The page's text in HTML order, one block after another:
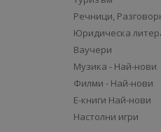
Речници,
Юридическа
Ваучери
Музика - Най-нови
Филми - Най-нови
Е-книги Най-нови
Настолни игри